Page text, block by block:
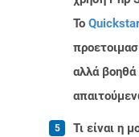
Το
αλλά
Τι είναι η